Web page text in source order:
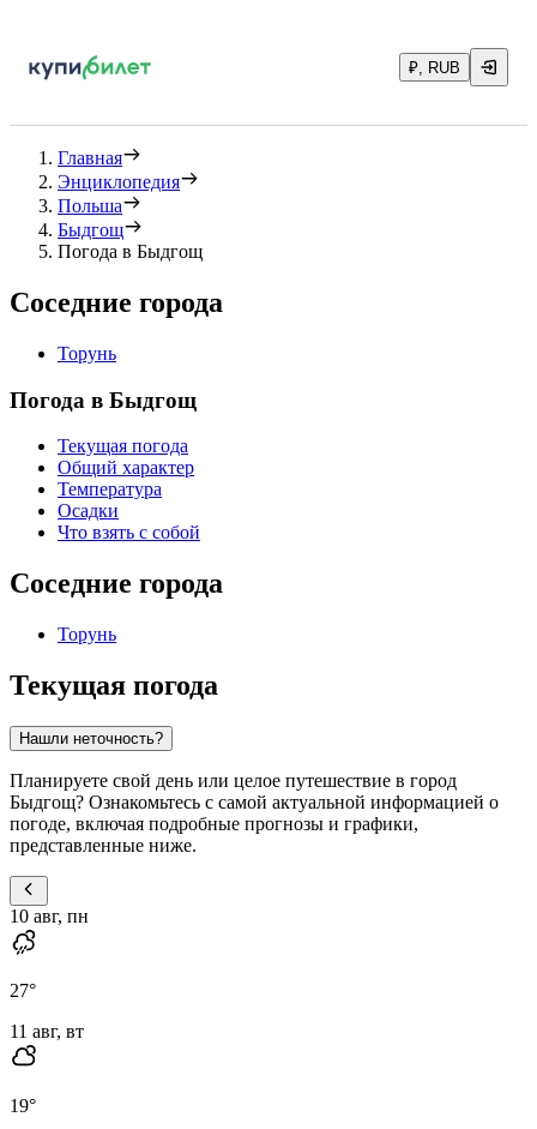
₽, RUB
Главная
Энциклопедия
Польша
Быдгощ
Погода в Быдгощ
Соседние города
Торунь
Погода в Быдгощ
Текущая погода
Общий характер
Температура
Осадки
Что взять с собой
Соседние города
Торунь
Текущая погода
Нашли неточность?
Планируете свой день или целое путешествие в город
Быдгощ? Ознакомьтесь с самой актуальной информацией о
погоде, включая подробные прогнозы и графики,
представленные ниже.
10 авг, пн
27°
11 авг, вт
19°